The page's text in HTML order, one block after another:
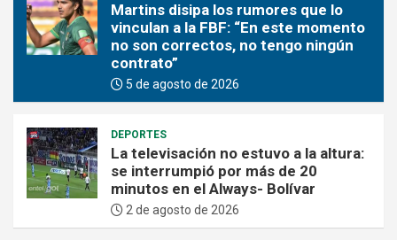
Martins disipa los rumores que lo
vinculan a la FBF: “En este momento
no son correctos, no tengo ningún
contrato”
5 de agosto de 2026
DEPORTES
La televisación no estuvo a la altura:
se interrumpió por más de 20
minutos en el Always- Bolívar
2 de agosto de 2026